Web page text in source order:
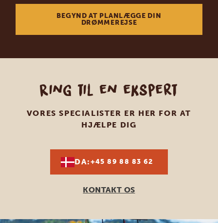
BEGYND AT PLANLÆGGE DIN
DRØMMEREJSE
Ring til en ekspert
VORES SPECIALISTER ER HER FOR AT
HJÆLPE DIG
DA:+45 89 88 83 62
KONTAKT OS